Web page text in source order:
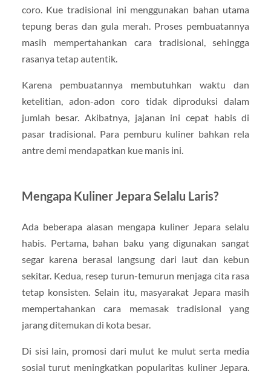
coro. Kue tradisional ini menggunakan bahan utama
tepung beras dan gula merah. Proses pembuatannya
masih mempertahankan cara tradisional, sehingga
rasanya tetap autentik.
Karena pembuatannya membutuhkan waktu dan
ketelitian, adon-adon coro tidak diproduksi dalam
jumlah besar. Akibatnya, jajanan ini cepat habis di
pasar tradisional. Para pemburu kuliner bahkan rela
antre demi mendapatkan kue manis ini.
Mengapa Kuliner Jepara Selalu Laris?
Ada beberapa alasan mengapa kuliner Jepara selalu
habis. Pertama, bahan baku yang digunakan sangat
segar karena berasal langsung dari laut dan kebun
sekitar. Kedua, resep turun-temurun menjaga cita rasa
tetap konsisten. Selain itu, masyarakat Jepara masih
mempertahankan cara memasak tradisional yang
jarang ditemukan di kota besar.
Di sisi lain, promosi dari mulut ke mulut serta media
sosial turut meningkatkan popularitas kuliner Jepara.